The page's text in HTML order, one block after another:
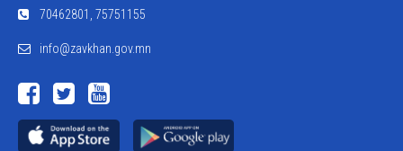
70462801, 75751155
info@zavkhan.gov.mn